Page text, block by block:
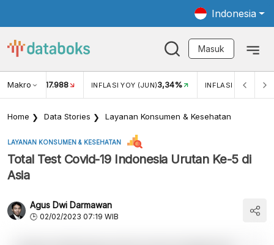
Indonesia
Masuk
Makro
USD/IDR 17.988 INFLASI YOY (JUN)3,34% INFLASI MOM
Home Data Stories Layanan Konsumen & Kesehatan
LAYANAN KONSUMEN & KESEHATAN
Total Test Covid-19 Indonesia Urutan Ke-5 di
Asia
Agus Dwi Darmawan
02/02/2023 07:19 WIB